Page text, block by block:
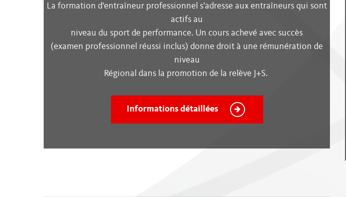
La formation d'entraîneur professionnel s'adresse aux entraîneurs qui sont
actifs au
niveau du sport de performance. Un cours achevé avec succès
(examen professionnel réussi inclus) donne droit à une rémunération de
niveau
Régional dans la promotion de la relève J+S.
Informations détaillées